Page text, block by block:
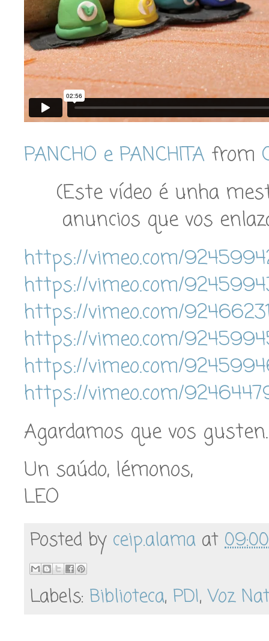
PANCHO e PANCHITA from
(Este vídeo é unha
anuncios que vos
https://vimeo.com/
https://vimeo.com/
https://vimeo.com/
https://vimeo.com/
https://vimeo.com/
https://vimeo.com/
Agardamos que vos gusten.
Un saúdo, lémonos,
LEO
Posted by ceip.alama at 09:00
Labels: Biblioteca, PDI,Voz